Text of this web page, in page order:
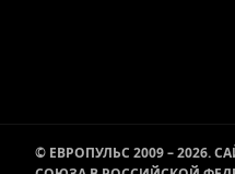
© ЕВРОПУЛЬС 2009 – 2026.